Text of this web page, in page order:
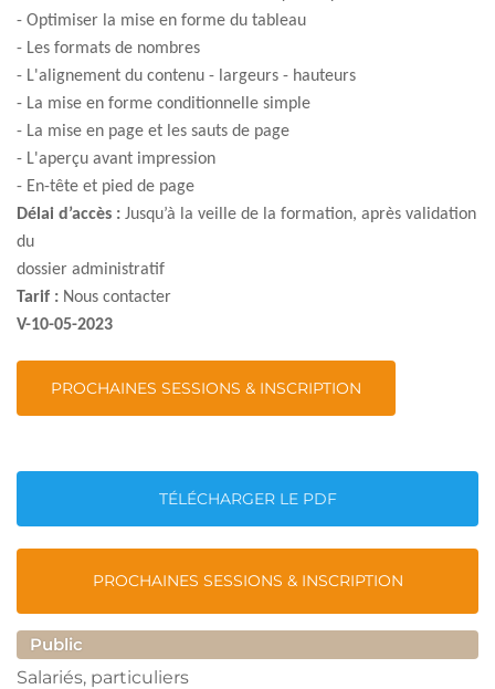
- Optimiser la mise en forme du tableau
- Les formats de nombres
- L'alignement du contenu - largeurs - hauteurs
- La mise en forme conditionnelle simple
- La mise en page et les sauts de page
- L'aperçu avant impression
- En-tête et pied de page
Délai d’accès : Jusqu’à la veille de la formation, après validation
du
dossier administratif
Tarif : Nous contacter
V-10-05-2023
PROCHAINES SESSIONS & INSCRIPTION
TÉLÉCHARGER LE PDF
PROCHAINES SESSIONS & INSCRIPTION
Public
Salariés, particuliers